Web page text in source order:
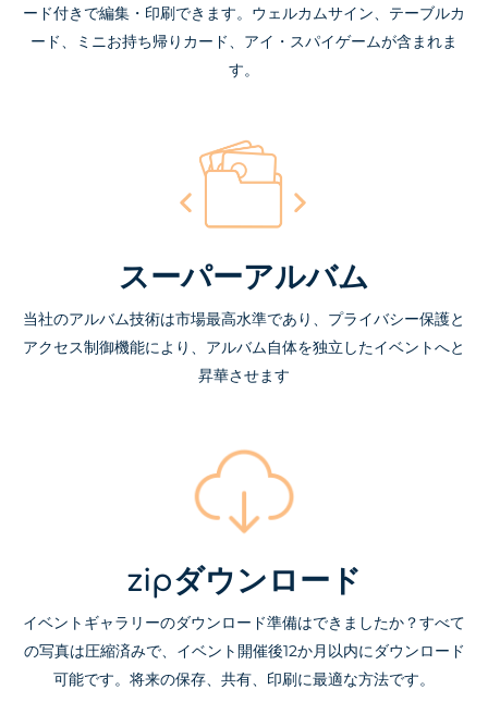
ード付きで編集・印刷できます。ウェルカムサイン、テーブルカ
ード、ミニお持ち帰りカード、アイ・スパイゲームが含まれま
す。
スーパーアルバム
当社のアルバム技術は市場最高水準であり、プライバシー保護と
アクセス制御機能により、アルバム自体を独立したイベントへと
昇華させます
zipダウンロード
イベントギャラリーのダウンロード準備はできましたか？すべて
の写真は圧縮済みで、イベント開催後12か月以内にダウンロード
可能です。将来の保存、共有、印刷に最適な方法です。